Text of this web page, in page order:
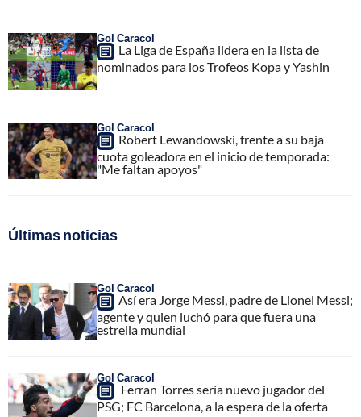
Gol Caracol
La Liga de España lidera en la lista de
nominados para los Trofeos Kopa y Yashin
Gol Caracol
Robert Lewandowski, frente a su baja
cuota goleadora en el inicio de temporada:
"Me faltan apoyos"
Últimas noticias
Gol Caracol
Así era Jorge Messi, padre de Lionel Messi;
agente y quien luchó para que fuera una
estrella mundial
Gol Caracol
Ferran Torres sería nuevo jugador del
PSG; FC Barcelona, a la espera de la oferta